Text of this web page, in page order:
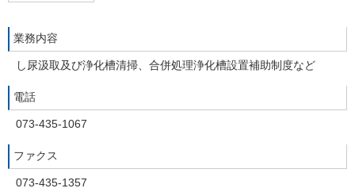
業務内容
し尿汲取及び浄化槽清掃、合併処理浄化槽設置補助制度など
電話
073-435-1067
ファクス
073-435-1357